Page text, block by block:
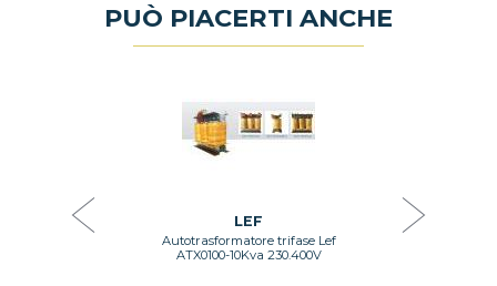
PUÒ PIACERTI ANCHE
LEF
Autotrasformatore trifase Lef
ATX0100-10Kva 230.400V